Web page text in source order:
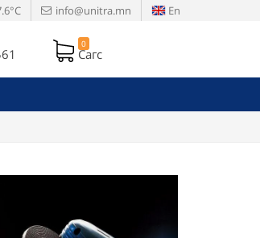
info@unitra.mn En
0
Сагс